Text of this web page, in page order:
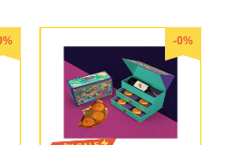
-0%